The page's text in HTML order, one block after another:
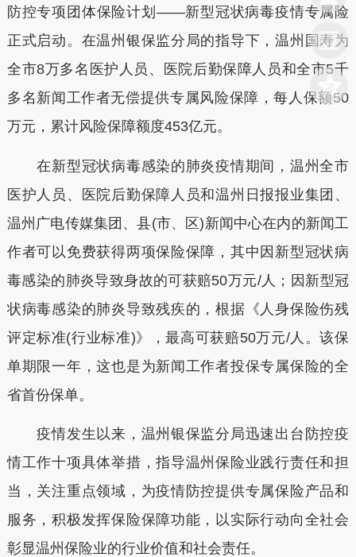
防控专项团体保险计划——新型冠状病毒疫情专属险
正式启动。在温州银保监分局的指导下，温州国寿为
全市8万多名医护人员、医院后勤保障人员和全市5千
多名新闻工作者无偿提供专属风险保障，每人保额50
万元，累计风险保障额度453亿元。
在新型冠状病毒感染的肺炎疫情期间，温州全市
医护人员、医院后勤保障人员和温州日报报业集团、
温州广电传媒集团、县(市、区)新闻中心在内的新闻工
作者可以免费获得两项保险保障，其中因新型冠状病
毒感染的肺炎导致身故的可获赔50万元/人；因新型冠
状病毒感染的肺炎导致残疾的，根据《人身保险伤残
评定标准(行业标准)》，最高可获赔50万元/人。该保
单期限一年，这也是为新闻工作者投保专属保险的全
省首份保单。
疫情发生以来，温州银保监分局迅速出台防控疫
情工作十项具体举措，指导温州保险业践行责任和担
当，关注重点领域，为疫情防控提供专属保险产品和
服务，积极发挥保险保障功能，以实际行动向全社会
彰显温州保险业的行业价值和社会责任。